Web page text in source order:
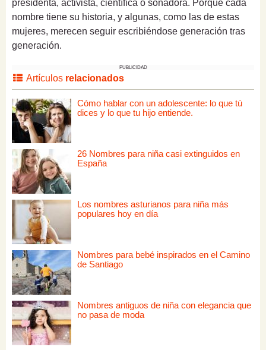
presidenta, activista, científica o soñadora. Porque cada
nombre tiene su historia, y algunas, como las de estas
mujeres, merecen seguir escribiéndose generación tras
generación.
PUBLICIDAD
Artículos relacionados
Cómo hablar con un adolescente: lo que tú
dices y lo que tu hijo entiende.
26 Nombres para niña casi extinguidos en
España
Los nombres asturianos para niña más
populares hoy en día
Nombres para bebé inspirados en el Camino
de Santiago
Nombres antiguos de niña con elegancia que
no pasa de moda